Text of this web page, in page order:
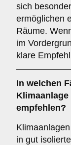
sich
ermöglichen
Räume.
im
klare
In welchen
Klimaanlage
empfehlen?
in gut